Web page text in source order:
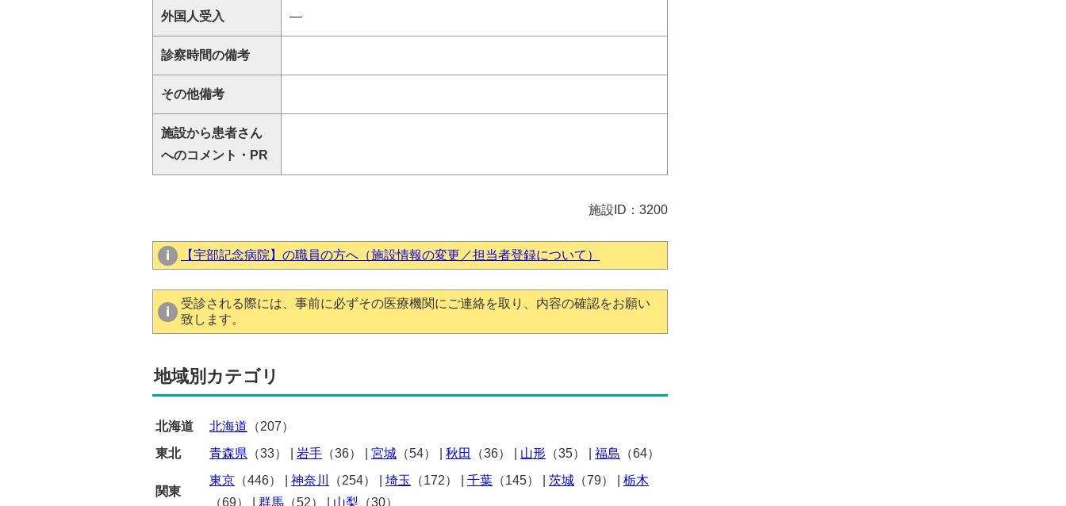
外国人受入 ―
診察時間の備考
その他備考
施設から患者さん
へのコメント・PR
施設ID：3200
【宇部記念病院】の職員の方へ（施設情報の変更／担当者登録について）
受診される際には、事前に必ずその医療機関にご連絡を取り、内容の確認をお願い
致します。
地域別カテゴリ
北海道 北海道 （207）
東北
青森県 （33） 岩手 （36） 宮城 （54） 秋田 （36） 山形 （35） 福島 （64）
関東
東京 （446） 神奈川 （254） 埼玉 （172） 千葉 （145） 茨城 （79）
栃木
（69）
群馬 （52） 山梨 （30）